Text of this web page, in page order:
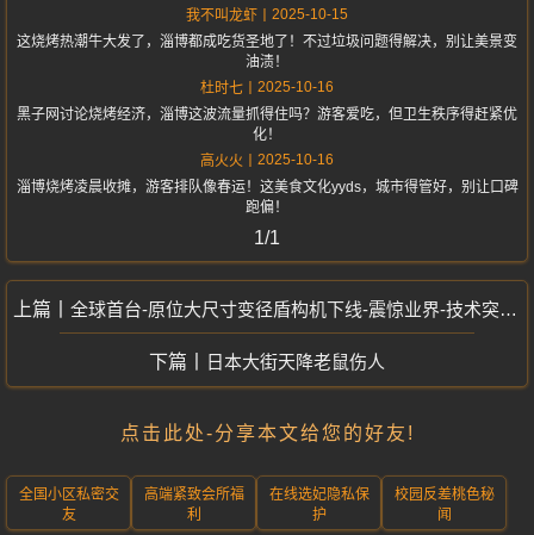
我不叫龙虾
2025-10-15
这烧烤热潮牛大发了，淄博都成吃货圣地了！不过垃圾问题得解决，别让美景变
油渍！
杜时七
2025-10-16
黑子网讨论烧烤经济，淄博这波流量抓得住吗？游客爱吃，但卫生秩序得赶紧优
化！
高火火
2025-10-16
淄博烧烤凌晨收摊，游客排队像春运！这美食文化yyds，城市得管好，别让口碑
跑偏！
1/1
全球首台-原位大尺寸变径盾构机下线-震惊业界-技术突破引热议
日本大街天降老鼠伤人
点击此处-分享本文给您的好友!
全国小区私密交
友
高端紧致会所福
利
在线选妃隐私保
护
校园反差桃色秘
闻